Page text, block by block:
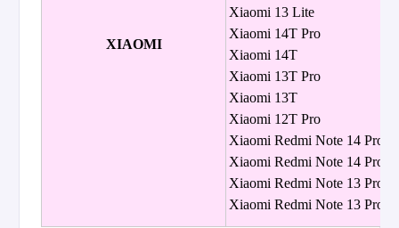
XIAOMI
Xiaomi 13 Lite
Xiaomi 14T Pro
Xiaomi 14T
Xiaomi 13T Pro
Xiaomi 13T
Xiaomi 12T Pro
Xiaomi Redmi Note 14 Pro+
Xiaomi Redmi Note 14 Pro
Xiaomi Redmi Note 13 Pro+
Xiaomi Redmi Note 13 Pro